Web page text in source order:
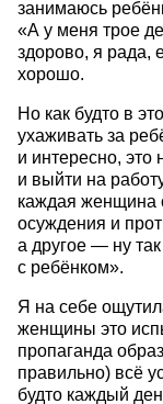
занимаюсь
«А у меня трое
здорово, я рада,
хорошо.
Но как будто в
ухаживать за
и интересно, это
и выйти на
каждая женщина
осуждения и
а другое — ну
с ребёнком».
Я на себе
женщины это
пропаганда
правильно) всё
будто каждый